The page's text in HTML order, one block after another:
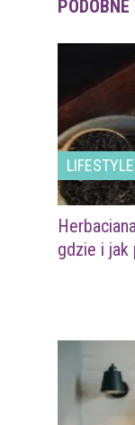
LIFESTYLE
gdzie i jak